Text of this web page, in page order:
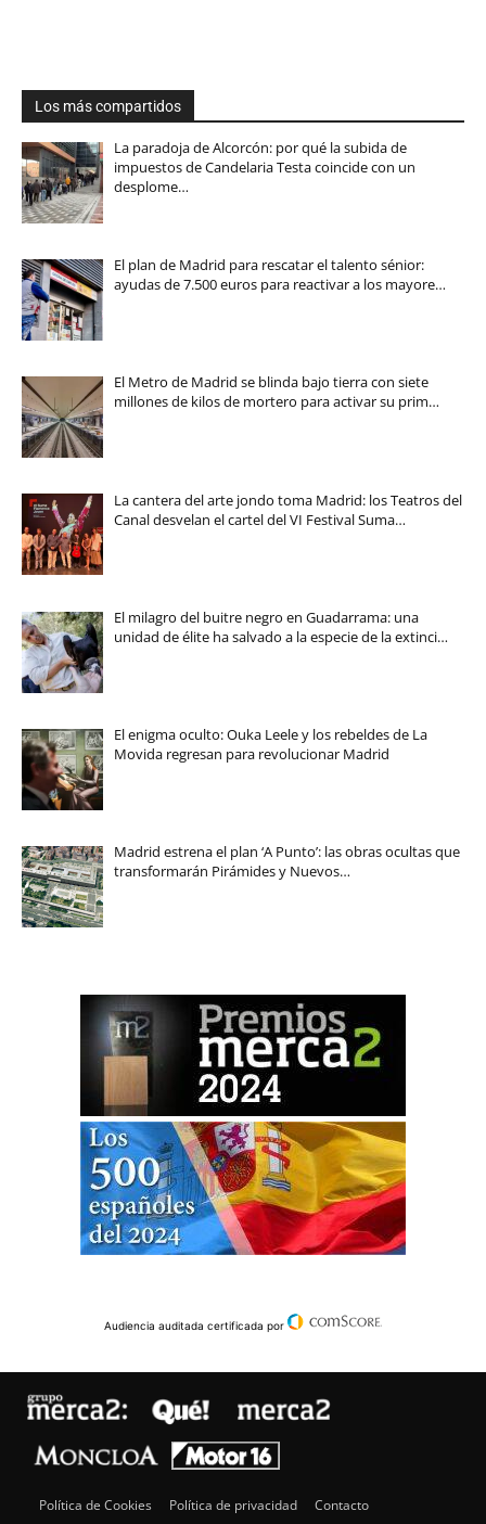
Los más compartidos
La paradoja de Alcorcón: por qué la subida de
impuestos de Candelaria Testa coincide con un
desplome…
El plan de Madrid para rescatar el talento sénior:
ayudas de 7.500 euros para reactivar a los mayore…
El Metro de Madrid se blinda bajo tierra con siete
millones de kilos de mortero para activar su prim…
La cantera del arte jondo toma Madrid: los Teatros del
Canal desvelan el cartel del VI Festival Suma…
El milagro del buitre negro en Guadarrama: una
unidad de élite ha salvado a la especie de la extinci…
El enigma oculto: Ouka Leele y los rebeldes de La
Movida regresan para revolucionar Madrid
Madrid estrena el plan ‘A Punto’: las obras ocultas que
transformarán Pirámides y Nuevos…
Audiencia auditada certificada por
Política de Cookies Política de privacidad Contacto